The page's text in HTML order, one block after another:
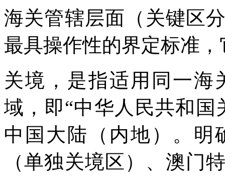
海关管辖层面（关键区
最具操作性的界定标准
关境，是指适用同一海
域，即“中华人民共和
中国大陆（内地）。明
（单独关境区）、澳门